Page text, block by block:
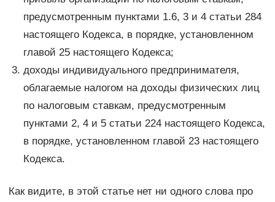
предусмотренным пунктами 1.6, 3 и 4 статьи 284
настоящего Кодекса, в порядке, установленном
главой 25 настоящего Кодекса;
доходы индивидуального предпринимателя,
облагаемые налогом на доходы физических лиц
по налоговым ставкам, предусмотренным
пунктами 2, 4 и 5 статьи 224 настоящего Кодекса,
в порядке, установленном главой 23 настоящего
Кодекса.
Как видите, в этой статье нет ни одного слова про